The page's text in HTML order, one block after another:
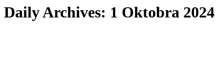
Daily Archives: 1 Oktobra 2024